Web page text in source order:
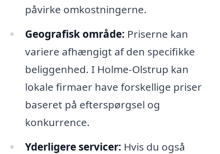
påvirke omkostningerne.
Geografisk område: Priserne kan
variere afhængigt af den specifikke
beliggenhed. I Holme-Olstrup kan
lokale firmaer have forskellige priser
baseret på efterspørgsel og
konkurrence.
Yderligere servicer: Hvis du også